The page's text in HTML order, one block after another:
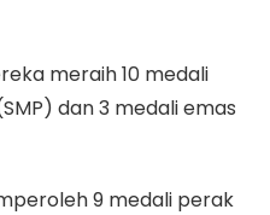
meraih 10 medali
dan 3 medali emas
9 medali perak